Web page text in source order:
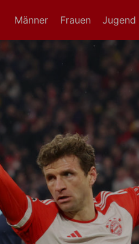
Männer Frauen Jugend